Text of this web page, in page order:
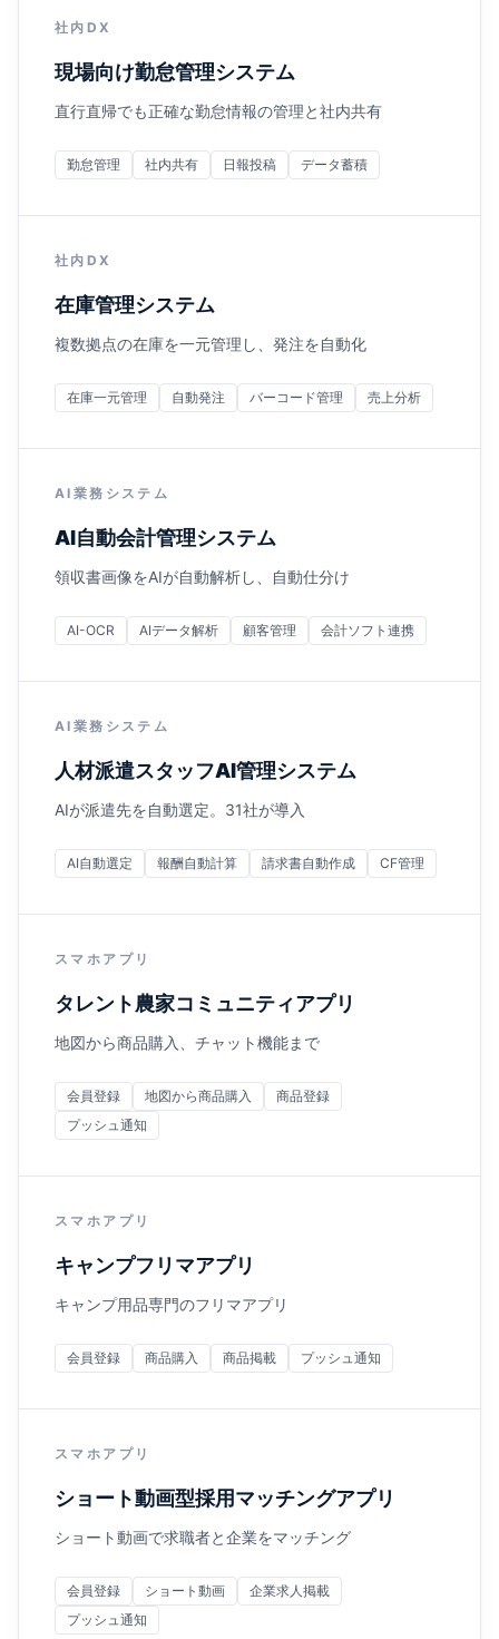
社内DX
現場向け勤怠管理システム
直行直帰でも正確な勤怠情報の管理と社内共有
勤怠管理 社内共有 日報投稿 データ蓄積
社内DX
在庫管理システム
複数拠点の在庫を一元管理し、発注を自動化
在庫一元管理 自動発注 バーコード管理 売上分析
AI業務システム
AI自動会計管理システム
領収書画像をAIが自動解析し、自動仕分け
AI-OCR AIデータ解析 顧客管理 会計ソフト連携
AI業務システム
人材派遣スタッフAI管理システム
AIが派遣先を自動選定。31社が導入
AI自動選定 報酬自動計算 請求書自動作成 CF管理
スマホアプリ
タレント農家コミュニティアプリ
地図から商品購入、チャット機能まで
会員登録 地図から商品購入
商品登録
プッシュ通知
スマホアプリ
キャンプフリマアプリ
キャンプ用品専門のフリマアプリ
会員登録 商品購入 商品掲載 プッシュ通知
スマホアプリ
ショート動画型採用マッチングアプリ
ショート動画で求職者と企業をマッチング
会員登録 ショート動画
企業求人掲載
プッシュ通知